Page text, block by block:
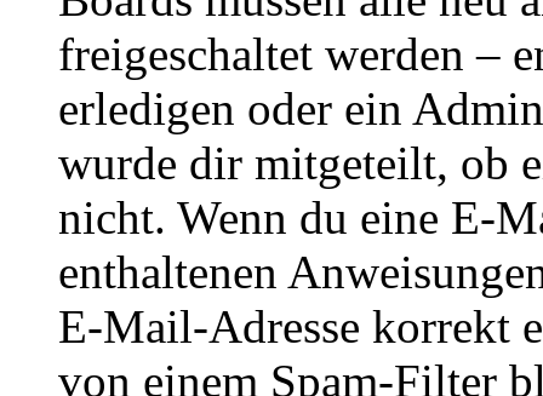
freigeschaltet werden –
erledigen oder ein
wurde dir mitgeteilt, ob
nicht. Wenn du eine E-
enthaltenen
E-Mail-Adresse korrekt
von einem Spam-Filter